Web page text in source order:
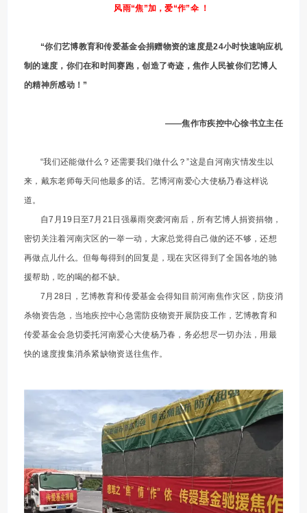
风雨“焦”加，爱“作”伞 ！
“你们艺博教育和传爱基金会捐赠物资的速度是24小时快速响应机
制的速度，你们在和时间赛跑，创造了奇迹，焦作人民被你们艺博人
的精神所感动！ ”
——焦作市疾控中心徐书立主任
“我们还能做什么？还需要我们做什么？”这是自河南灾情发生以
来，戴东老师每天问他最多的话。艺博河南爱心大使杨乃春这样说
道。
自7月19日至7月21日强暴雨突袭河南后，所有艺博人捐资捐物，
密切关注着河南灾区的一举一动，大家总觉得自己做的还不够，还想
再做点儿什么。但每每得到的回复是，现在灾区得到了全国各地的驰
援帮助，吃的喝的都不缺。
7月28日，艺博教育和传爱基金会得知目前河南焦作灾区，防疫消
杀物资告急，当地疾控中心急需防疫物资开展防疫工作，艺博教育和
传爱基金会急切委托河南爱心大使杨乃春，务必想尽一切办法，用最
快的速度搜集消杀紧缺物资送往焦作。